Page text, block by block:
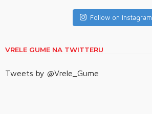
Follow on Instagram
VRELE GUME NA TWITTERU
Tweets by @Vrele_Gume